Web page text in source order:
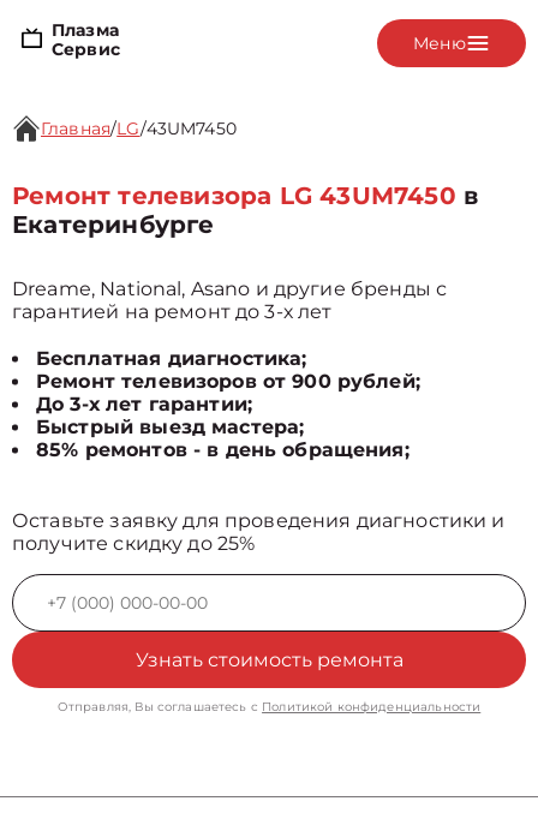
Плазма
Сервис
Меню
Главная/LG/43UM7450
Ремонт телевизора LG 43UM7450 в
Екатеринбурге
Dreame, National, Asano и другие бренды с
гарантией на ремонт до 3-х лет
Бесплатная диагностика;
Ремонт телевизоров от 900 рублей;
До 3-х лет гарантии;
Быстрый выезд мастера;
85% ремонтов - в день обращения;
Оставьте заявку для проведения диагностики и
получите скидку до 25%
Узнать стоимость ремонта
Отправляя, Вы соглашаетесь с Политикой конфиденциальности